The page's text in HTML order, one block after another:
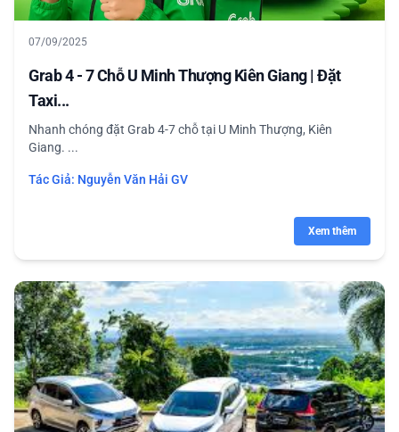
07/09/2025
Grab 4 - 7 Chỗ U Minh Thượng Kiên Giang | Đặt
Taxi...
Nhanh chóng đặt Grab 4-7 chỗ tại U Minh Thượng, Kiên
Giang. ...
Tác Giả: Nguyễn Văn Hải GV
Xem thêm